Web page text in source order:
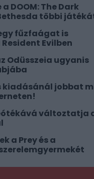
DOOM: The Dark
többi
fűzfaágat is
Evilben
Odüsszeia ugyanis
kiadásánál jobbat
változtatja
a Prey és a